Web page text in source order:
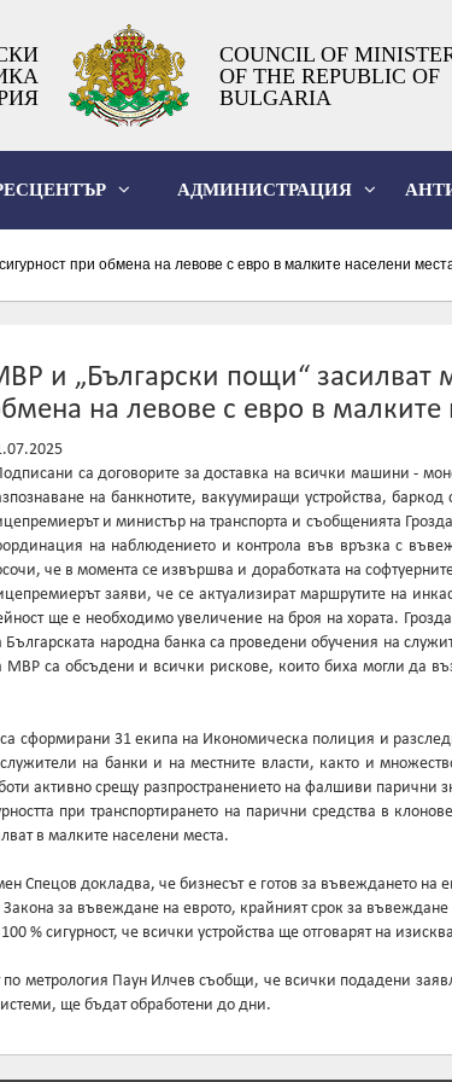
COUNCIL OF
OF THE REPUBLIC OF
BULGARIA
АДМИНИСТРАЦИЯ
при обмена на левове с евро в малките населени
и „Български пощи“ засилват
на левове с евро в малките
са договорите за доставка на всички машини -
на банкнотите, вакуумиращи устройства,
и министър на транспорта и съобщенията
на наблюдението и контрола във връзка с
че в момента се извършва и доработката на
заяви, че се актуализират маршрутите на
ще е необходимо увеличение на броя на хората.
Българската народна банка са проведени обучения на
МВР са обсъдени и всички рискове, които биха могли да
сформирани 31 екипа на Икономическа полиция и
на банки и на местните власти, както и
активно срещу разпространението на фалшиви парични
при транспортирането на парични средства в
в малките населени места.
Спецов докладва, че бизнесът е готов за въвеждането на
за въвеждане на еврото, крайният срок за
% сигурност, че всички устройства ще отговарят на
метрология Паун Илчев съобщи, че всички подадени
ще бъдат обработени до дни.